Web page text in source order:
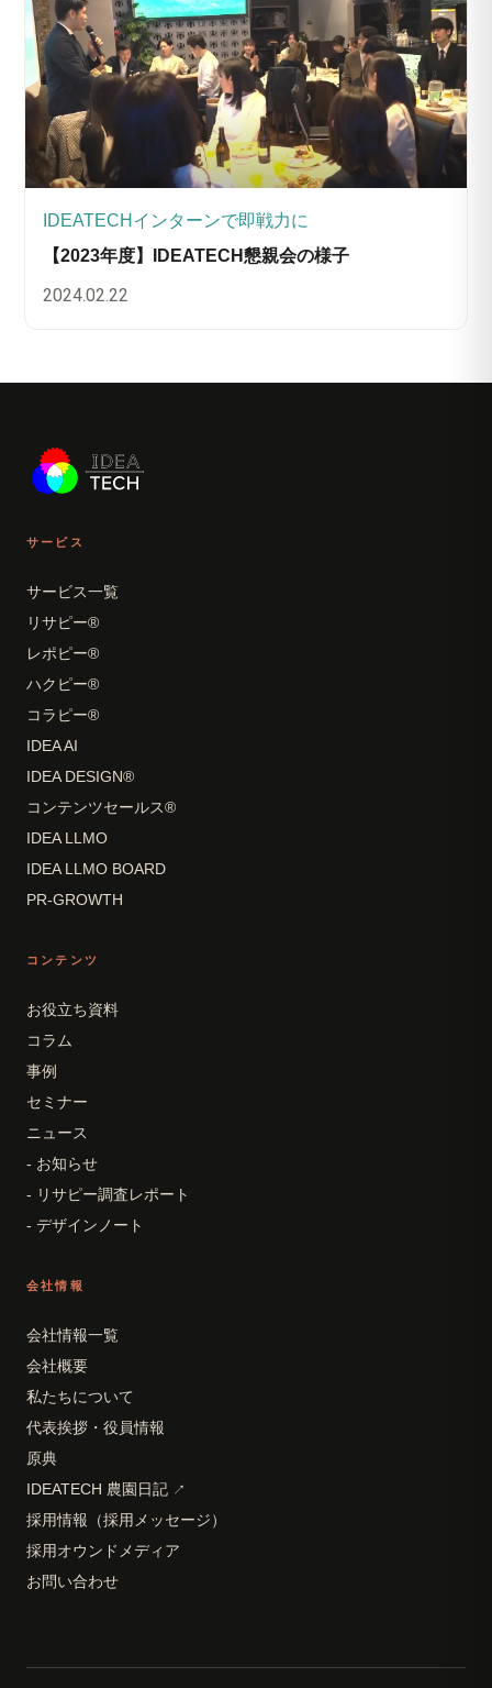
IDEATECHインターンで即戦力に
【2023年度】IDEATECH懇親会の様子
2024.02.22
サービス
サービス一覧
リサピー®
レポピー®
ハクピー®
コラピー®
IDEA AI
IDEA DESIGN®
コンテンツセールス®
IDEA LLMO
IDEA LLMO BOARD
PR-GROWTH
コンテンツ
お役立ち資料
コラム
事例
セミナー
ニュース
- お知らせ
- リサピー調査レポート
- デザインノート
会社情報
会社情報一覧
会社概要
私たちについて
代表挨拶・役員情報
原典
IDEATECH 農園日記 ↗
採用情報（採用メッセージ）
採用オウンドメディア
お問い合わせ